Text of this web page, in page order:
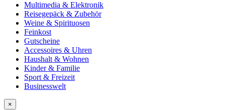
Multimedia & Elektronik
Reisegepäck & Zubehör
Weine & Spirituosen
Feinkost
Gutscheine
Accessoires & Uhren
Haushalt & Wohnen
Kinder & Familie
Sport & Freizeit
Businesswelt
×